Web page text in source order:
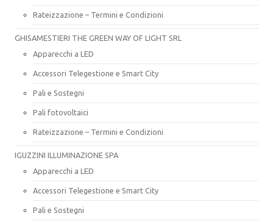
Rateizzazione – Termini e Condizioni
GHISAMESTIERI THE GREEN WAY OF LIGHT SRL
Apparecchi a LED
Accessori Telegestione e Smart City
Pali e Sostegni
Pali fotovoltaici
Rateizzazione – Termini e Condizioni
IGUZZINI ILLUMINAZIONE SPA
Apparecchi a LED
Accessori Telegestione e Smart City
Pali e Sostegni